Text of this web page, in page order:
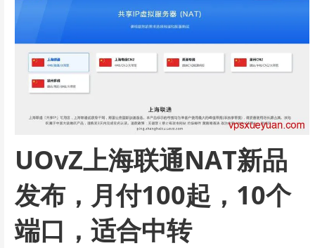
UOvZ上海联通NAT新品
发布，月付100起，10个
端口，适合中转